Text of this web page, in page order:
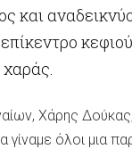
και
Χάρης
γίναμε όλοι μια